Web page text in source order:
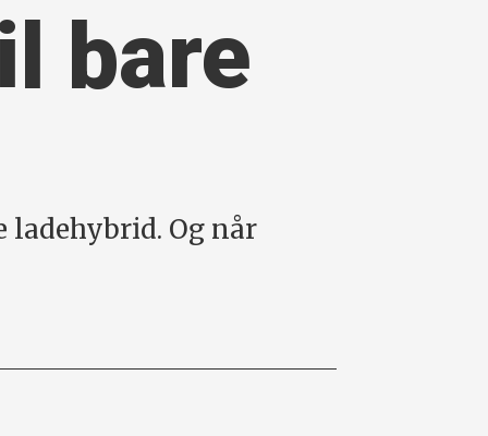
bare
ladehybrid. Og når